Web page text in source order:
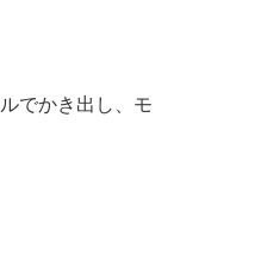
でかき出し、モ